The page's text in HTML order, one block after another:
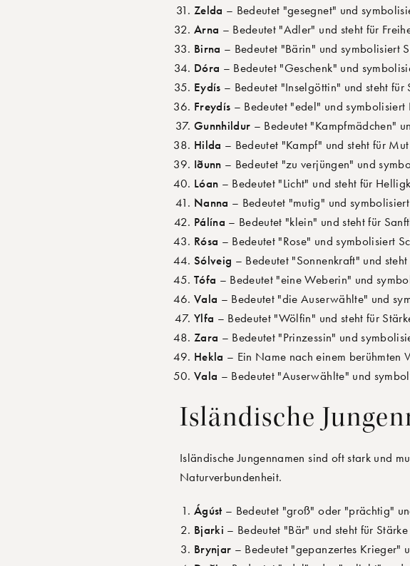
Zelda – Bedeutet "gesegnet" und
Arna – Bedeutet "Adler" und steht für
Birna – Bedeutet "Bärin" und symbolisiert
Dóra – Bedeutet "Geschenk" und
Eydís – Bedeutet "Inselgöttin" und steht für
Freydís – Bedeutet "edel" und symbolisiert
Gunnhildur – Bedeutet "Kampfmädchen"
Hilda – Bedeutet "Kampf" und steht für
Iðunn – Bedeutet "zu verjüngen" und
Lóan – Bedeutet "Licht" und steht für
Nanna – Bedeutet "mutig" und
Pálína – Bedeutet "klein" und steht für
Rósa – Bedeutet "Rose" und symbolisiert
Sólveig – Bedeutet "Sonnenkraft" und
Tófa – Bedeutet "eine Weberin" und
Vala – Bedeutet "die Auserwählte" und
Ylfa – Bedeutet "Wölfin" und steht für
Zara – Bedeutet "Prinzessin" und
Hekla – Ein Name nach einem berühmten
Vala – Bedeutet "Auserwählte" und
Isländische
Isländische Jungennamen sind oft stark und
Naturverbundenheit.
Ágúst – Bedeutet "groß" oder "prächtig"
Bjarki – Bedeutet "Bär" und steht für
Brynjar – Bedeutet "gepanzertes Krieger"